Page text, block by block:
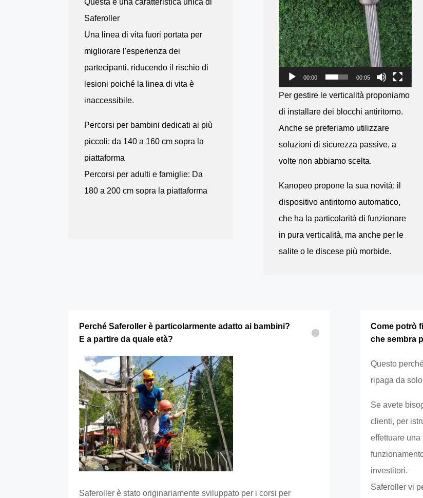
Questa è una caratteristica unica di
Saferoller
Una linea di vita fuori portata per
migliorare l'esperienza dei
partecipanti, riducendo il rischio di
lesioni poiché la linea di vita è
inaccessibile.
Percorsi per bambini dedicati ai più
piccoli: da 140 a 160 cm sopra la
piattaforma
Percorsi per adulti e famiglie: Da
180 a 200 cm sopra la piattaforma
00:00 00:05
Per gestire le verticalità proponiamo
di installare dei blocchi antiritorno.
Anche se preferiamo utilizzare
soluzioni di sicurezza passive, a
volte non abbiamo scelta.
Kanopeo propone la sua novità: il
dispositivo antiritorno automatico,
che ha la particolarità di funzionare
in pura verticalità, ma anche per le
salite o le discese più morbide.
Perché Saferoller è particolarmente adatto ai bambini?
E a partire da quale età?
Saferoller è stato originariamente sviluppato per i corsi per
Come potrò
che sembra
Questo
ripaga da
Se avete
clienti, per
effettuare
investitori.
Saferoller vi